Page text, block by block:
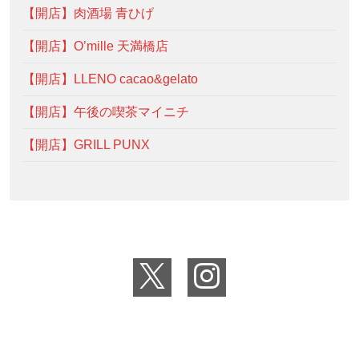
【開店】肉酒場 青ひげ
【開店】O’mille 天満橋店
【開店】LLENO cacao&gelato
【開店】午後の喫茶マイニチ
【開店】GRILL PUNX